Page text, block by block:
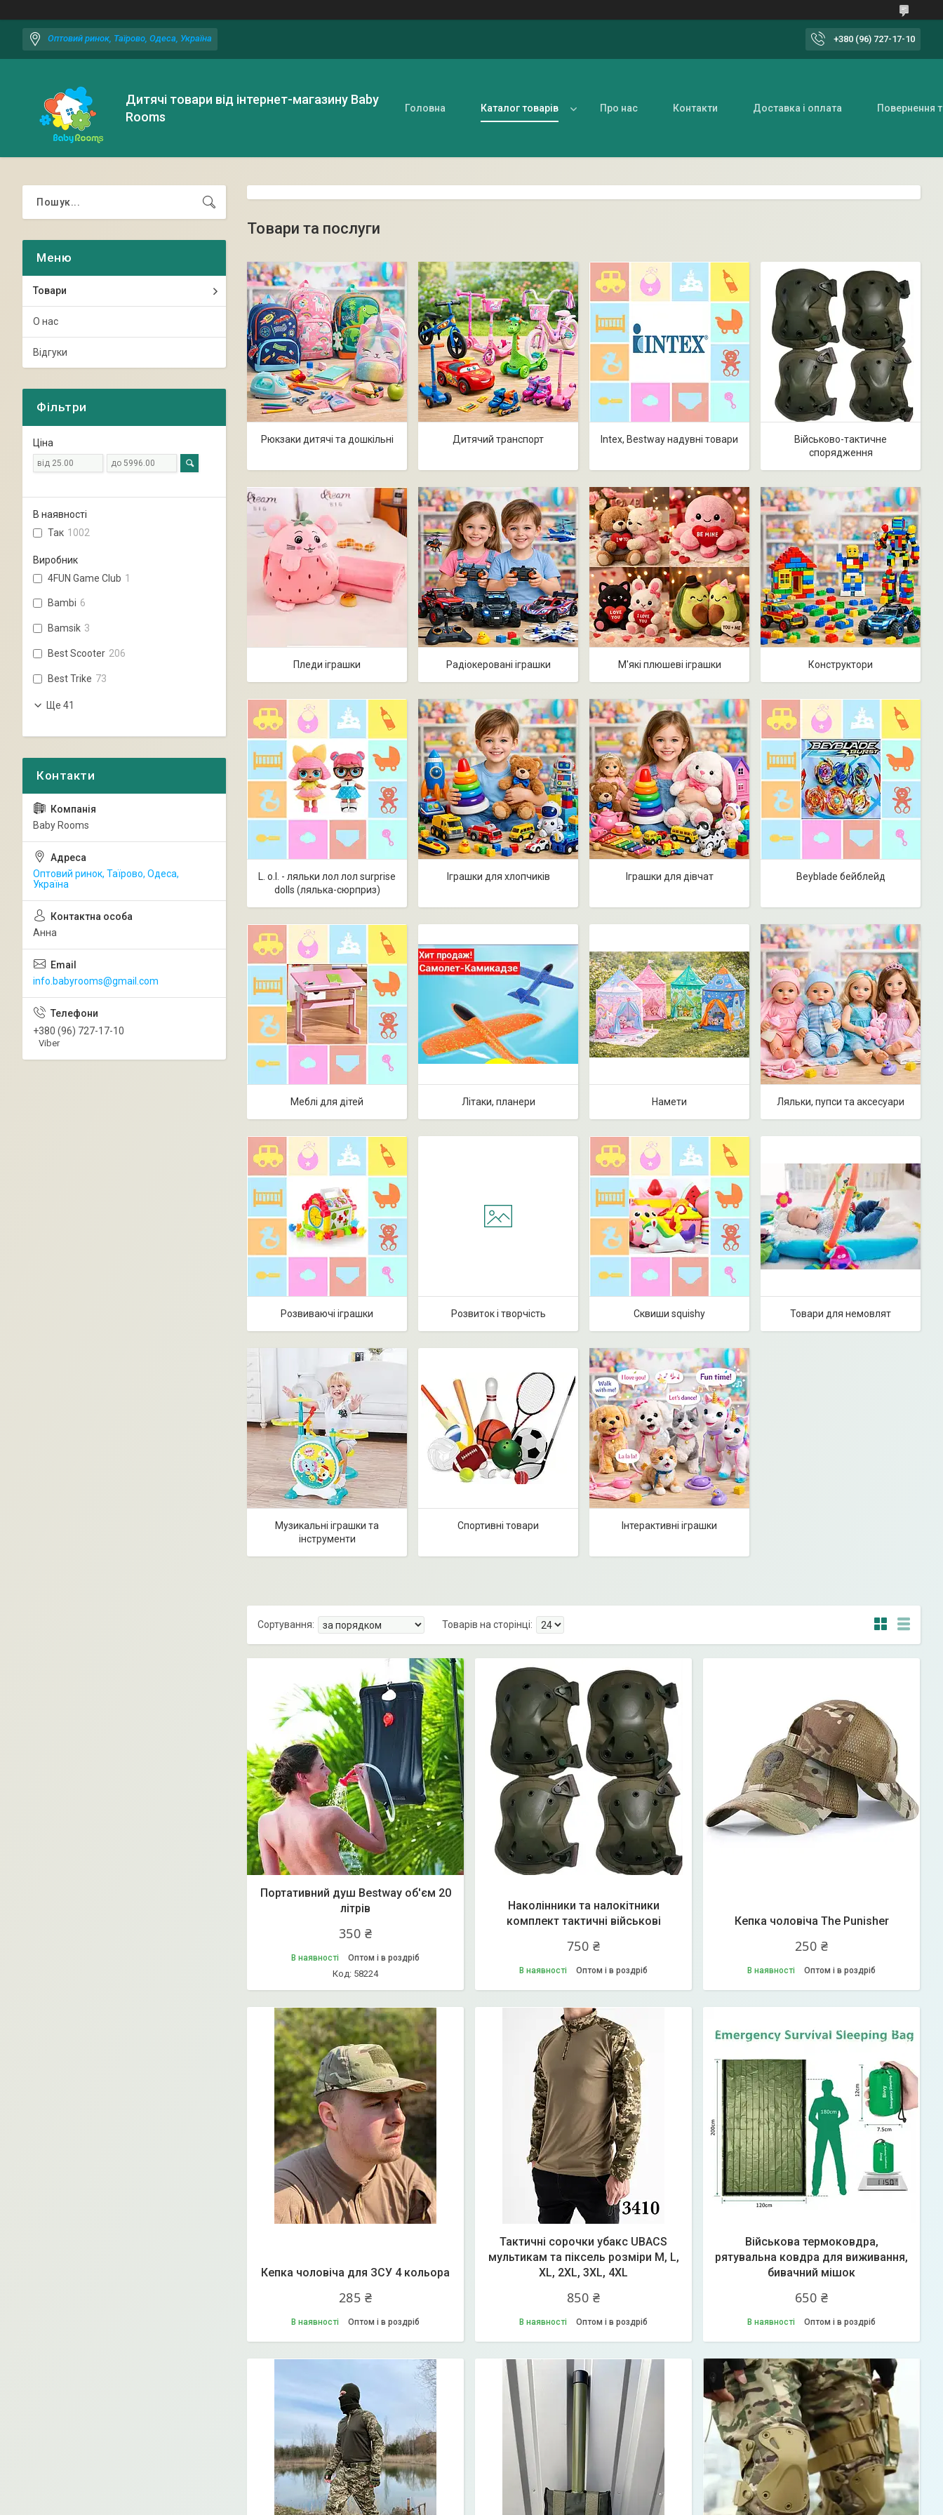
Оптовий ринок, Таїрово, Одеса, Україна +380 (96) 727-17-10
Дитячі товари від інтернет-магазину Baby
Rooms
Головна Каталог товарів Про нас Контакти Доставка і оплата Повернення
Товари та послуги
Рюкзаки дитячі та дошкільні Дитячий транспорт Intex, Bestway надувні товари
Військово-тактичне
спорядження
Пледи іграшки Радіокеровані іграшки М'які плюшеві іграшки Конструктори
L. o.l. - ляльки лол лол surprise
dolls (лялька-сюрприз)
Іграшки для хлопчиків Іграшки для дівчат Beyblade бейблейд
Меблі для дітей Літаки, планери Намети Ляльки, пупси та аксесуари
Розвиваючі іграшки Розвиток і творчість Сквиши squishy Товари для немовлят
Музикальні іграшки та
інструменти
Спортивні товари Інтерактивні іграшки
Портативний душ Bestway об'єм 20
літрів
350 ₴
В наявності Оптом і в роздріб
58224
Наколінники та налокітники
комплект тактичні військові
750 ₴
В наявності Оптом і в роздріб
Кепка чоловіча The Punisher
250 ₴
В наявності Оптом і в роздріб
Кепка чоловіча для ЗСУ 4 кольора
285 ₴
В наявності Оптом і в роздріб
Тактичні сорочки убакс UBACS
мультикам та піксель розміри М, L,
XL, 2XL, 3XL, 4XL
850 ₴
В наявності Оптом і в роздріб
Військова термоковдра,
рятувальна ковдра для виживання,
бивачний мішок
650 ₴
В наявності Оптом і в роздріб
Товари
О нас
Відгуки
Фільтри
Ціна
В наявності
Так 1002
Виробник
4FUN Game Club 1
Bambi 6
Bamsik 3
Best Scooter 206
Best Trike 73
Ще 41
Baby Rooms
Оптовий ринок, Таїрово, Одеса,
Україна
Анна
info.babyrooms@gmail.com
+380 (96) 727-17-10
Viber